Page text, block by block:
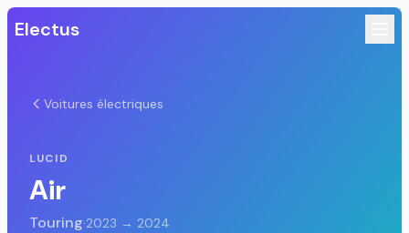
Electus
Voitures électriques
LUCID
Air
Touring·2023 → 2024